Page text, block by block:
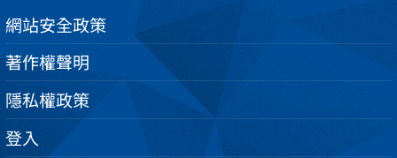
網站安全政策
著作權聲明
隱私權政策
登入